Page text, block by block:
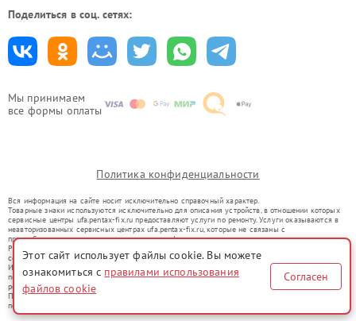
Мы принимаем
все формы оплаты
Поделиться в соц. сетях:
Политика конфиденциальности
Вся информация на сайте носит исключительно справочный характер.
Товарные знаки используются исключительно для описания устройств, в отношении которых
сервисные центры ufa.pentax-fix.ru предоставляют услуги по ремонту. Услуги оказываются в
неавторизованных сервисных центрах ufa.pentax-fix.ru, которые не связаны с
правообладателями товарных знаков или их официальными представителями.
Ремонт осуществляется для устройств, уже введенных в гражданский оборот в соответствии
со статьей 1487 ГК РФ.
Использование товарных знаков не преследует цели индивидуализации услуг или введения
потребителей в заблуждение, а служит для информирования о предоставляемых услугах по
ремонту техники указанных брендов.
Представленная на сайте информация не является публичной офертой, определяемой
положениями Статьи 437(2) Гражданского кодекса РФ
Этот сайт использует файлы cookie. Вы можете
ознакомиться с правилами использования
файлов cookie
Согласен